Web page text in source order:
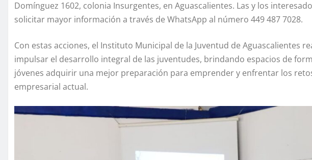
Domínguez 1602, colonia Insurgentes, en Aguascalientes. Las y los
solicitar mayor información a través de WhatsApp al número 449 487 7028.
Con estas acciones, el Instituto Municipal de la Juventud de Aguascalientes
impulsar el desarrollo integral de las juventudes, brindando espacios de
jóvenes adquirir una mejor preparación para emprender y enfrentar los
empresarial actual.